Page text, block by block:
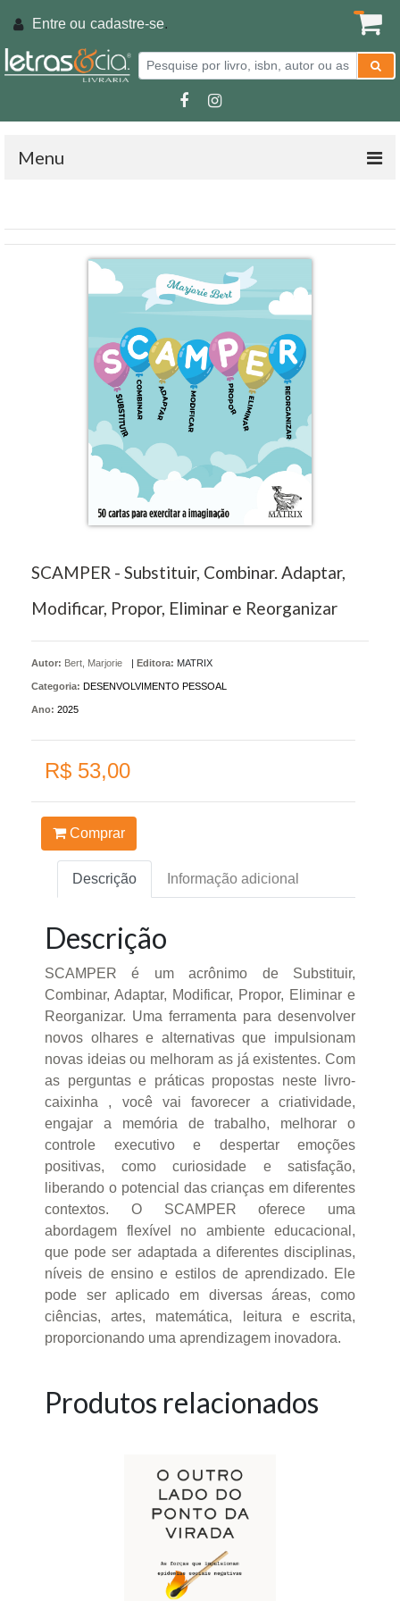
Entre ou cadastre-se.
Menu
SCAMPER - Substituir, Combinar. Adaptar,
Modificar, Propor, Eliminar e Reorganizar
Autor: Bert, Marjorie | Editora: MATRIX
Categoria: DESENVOLVIMENTO PESSOAL
Ano: 2025
R$ 53,00
Comprar
Descrição Informação adicional
Descrição
SCAMPER é um acrônimo de Substituir,
Combinar, Adaptar, Modificar, Propor, Eliminar e
Reorganizar. Uma ferramenta para desenvolver
novos olhares e alternativas que impulsionam
novas ideias ou melhoram as já existentes. Com
as perguntas e práticas propostas neste livro-
caixinha , você vai favorecer a criatividade,
engajar a memória de trabalho, melhorar o
controle executivo e despertar emoções
positivas, como curiosidade e satisfação,
liberando o potencial das crianças em diferentes
contextos. O SCAMPER oferece uma
abordagem flexível no ambiente educacional,
que pode ser adaptada a diferentes disciplinas,
níveis de ensino e estilos de aprendizado. Ele
pode ser aplicado em diversas áreas, como
ciências, artes, matemática, leitura e escrita,
proporcionando uma aprendizagem inovadora.
Produtos relacionados